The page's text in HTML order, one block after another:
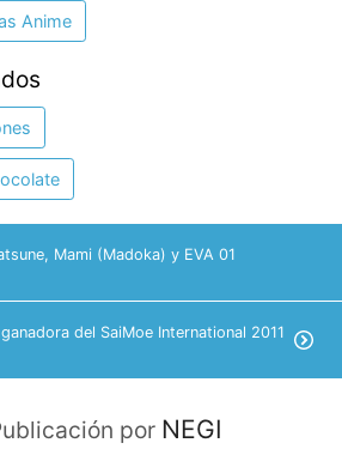
Anime
Mami (Madoka) y EVA 01
del SaiMoe International 2011
por NEGI